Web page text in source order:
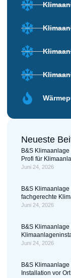
Neueste
B&S
Profi für
Juni 24, 2026
B&S
fachgerechte
Juni 24, 2026
B&S
Juni 24, 2026
B&S
Installation vor Ort